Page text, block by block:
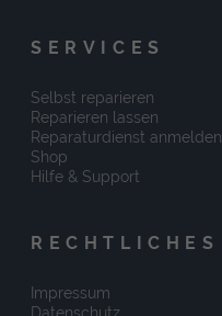
SERVICES
Selbst reparieren
Reparieren lassen
Reparaturdienst anmelden
Shop
Hilfe & Support
RECHTLICHES
Impressum
Datenschutz